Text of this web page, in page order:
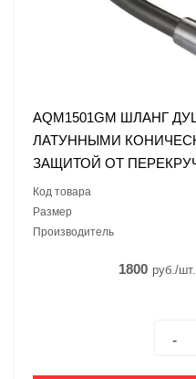
AQM1501GM ШЛАНГ
ЛАТУННЫМИ
ЗАЩИТОЙ ОТ
Код товара
Размер
Производитель
1800 руб./шт.
-